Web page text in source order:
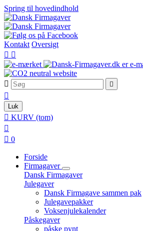
Spring til hovedindhold
Kontakt Oversigt
 
 

Luk
 KURV (tom)

 0
Forside
Firmagaver
Dansk Firmagaver
Julegaver
Dansk Firmagave sammen pak
Julegavepakker
Voksenjulekalender
Påskegaver
påske pynt